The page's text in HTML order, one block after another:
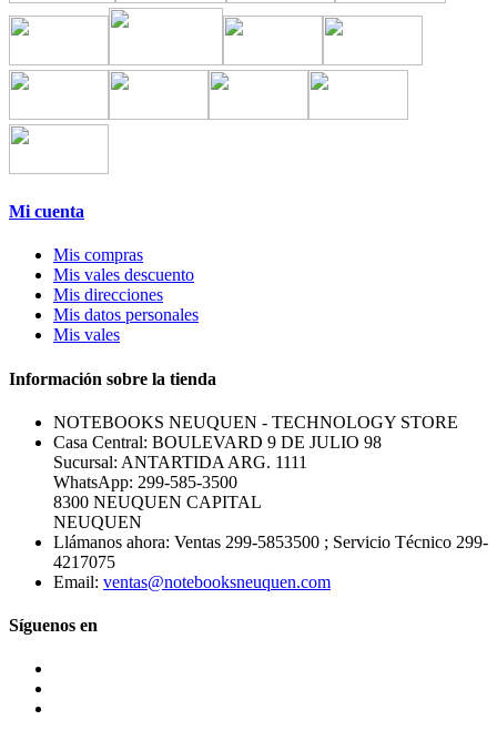
Mi cuenta
Mis compras
Mis vales descuento
Mis direcciones
Mis datos personales
Mis vales
Información sobre la tienda
NOTEBOOKS NEUQUEN - TECHNOLOGY STORE
Casa Central: BOULEVARD 9 DE JULIO 98
Sucursal: ANTARTIDA ARG. 1111
WhatsApp: 299-585-3500
8300 NEUQUEN CAPITAL
NEUQUEN
Llámanos ahora: Ventas 299-5853500 ; Servicio Técnico 299-
4217075
Email: ventas@notebooksneuquen.com
Síguenos en